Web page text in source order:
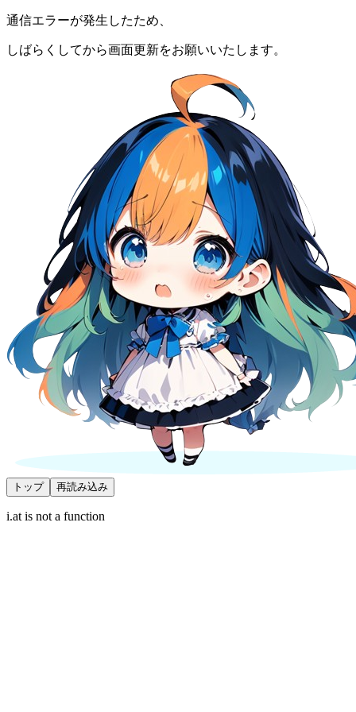
通信エラーが発生したため、
しばらくしてから画面更新をお願いいたします。
トップ 再読み込み
i.at is not a function